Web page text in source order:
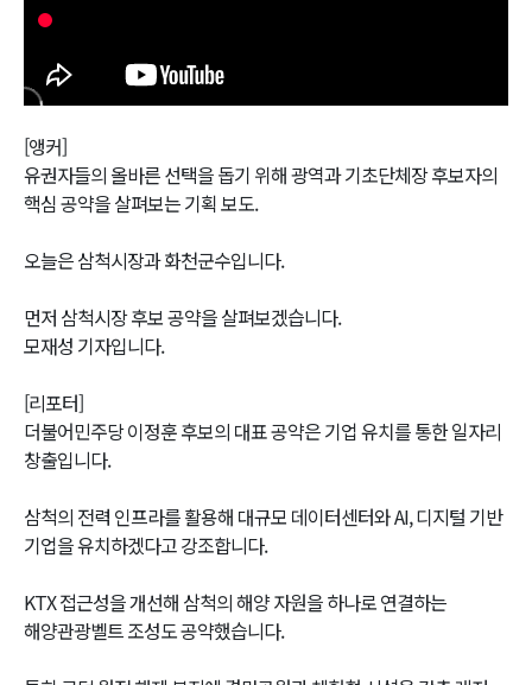
[앵커]
유권자들의 올바른 선택을 돕기 위해 광역과 기초단체장 후보자의
핵심 공약을 살펴보는 기획 보도.
오늘은 삼척시장과 화천군수입니다.
먼저 삼척시장 후보 공약을 살펴보겠습니다.
모재성 기자입니다.
[리포터]
더불어민주당 이정훈 후보의 대표 공약은 기업 유치를 통한 일자리
창출입니다.
삼척의 전력 인프라를 활용해 대규모 데이터센터와 AI, 디지털 기반
기업을 유치하겠다고 강조합니다.
KTX 접근성을 개선해 삼척의 해양 자원을 하나로 연결하는
해양관광벨트 조성도 공약했습니다.